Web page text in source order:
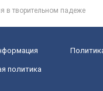
в творительном падеже
политика